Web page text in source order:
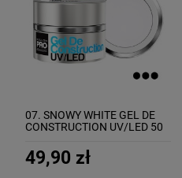
07. SNOWY WHITE GEL DE
CONSTRUCTION UV/LED 50
49,90 zł